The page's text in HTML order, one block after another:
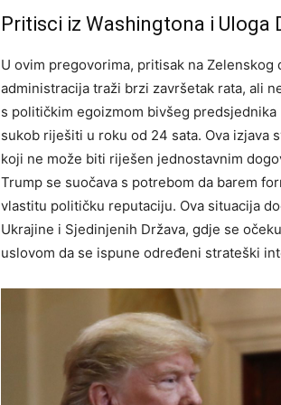
Pritisci iz Washingtona i Uloga
U ovim pregovorima, pritisak na
administracija traži brzi završetak rata, ali
s političkim egoizmom bivšeg
sukob riješiti u roku od 24 sata. Ova izjava
koji ne može biti riješen jednostavnim
Trump se suočava s potrebom da barem
vlastitu političku reputaciju. Ova situacija
Ukrajine i Sjedinjenih Država, gdje se
uslovom da se ispune određeni strateški